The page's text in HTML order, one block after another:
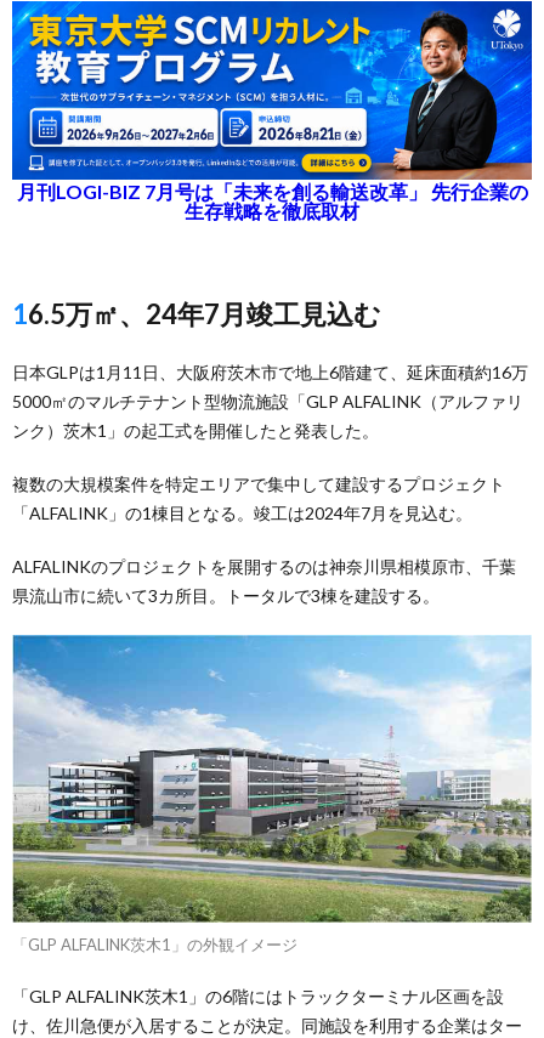
月刊LOGI-BIZ 7月号は「未来を創る輸送改革」 先行企業の
生存戦略を徹底取材
16.5万㎡、24年7月竣工見込む
日本GLPは1月11日、大阪府茨木市で地上6階建て、延床面積約16万
5000㎡のマルチテナント型物流施設「GLP ALFALINK（アルファリ
ンク）茨木1」の起工式を開催したと発表した。
複数の大規模案件を特定エリアで集中して建設するプロジェクト
「ALFALINK」の1棟目となる。竣工は2024年7月を見込む。
ALFALINKのプロジェクトを展開するのは神奈川県相模原市、千葉
県流山市に続いて3カ所目。トータルで3棟を建設する。
「GLP ALFALINK茨木1」の外観イメージ
「GLP ALFALINK茨木1」の6階にはトラックターミナル区画を設
け、佐川急便が入居することが決定。同施設を利用する企業はター